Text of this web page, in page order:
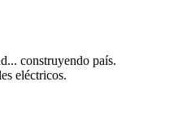
construyendo país.
eléctricos.